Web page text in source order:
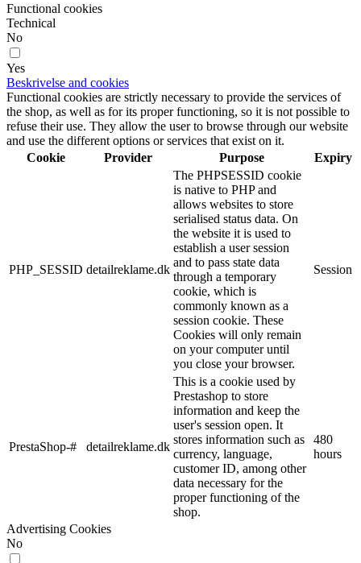
Functional cookies
Technical
No
Yes
Beskrivelse and cookies
Functional cookies are strictly necessary to provide the services of
the shop, as well as for its proper functioning, so it is not possible to
refuse their use. They allow the user to browse through our website
and use the different options or services that exist on it.
Cookie
Provider Purpose Expiry
PHP_SESSID detailreklame.dk
The PHPSESSID cookie
is native to PHP and
allows websites to store
serialised status data. On
the website it is used to
establish a user session
and to pass state data
through a temporary
cookie, which is
commonly known as a
session cookie. These
Cookies will only remain
on your computer until
you close your browser.
Session
PrestaShop-# detailreklame.dk
This is a cookie used by
Prestashop to store
information and keep the
user's session open. It
stores information such as
currency, language,
customer ID, among other
data necessary for the
proper functioning of the
shop.
480
hours
Advertising Cookies
No